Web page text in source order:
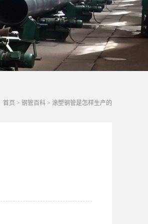
首页 > 钢管百科 > 涂塑钢管是怎样生产的